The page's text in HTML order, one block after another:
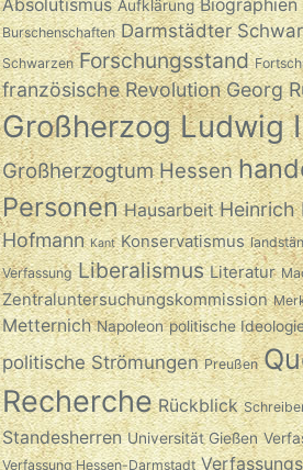
Absolutismus Aufklärung Biographien
Burschenschaften Darmstädter
Schwarzen Forschungsstand
französische Revolution Georg
Großherzog Ludwig
Großherzogtum Hessen
Personen Hausarbeit Heinrich
Hofmann Kant Konservatismus
Verfassung Liberalismus Literatur
Zentraluntersuchungskommission
Metternich Napoleon politische
politische Strömungen Preußen
Recherche Rückblick
Standesherren Universität Gießen
Verfassung Hessen-Darmstadt